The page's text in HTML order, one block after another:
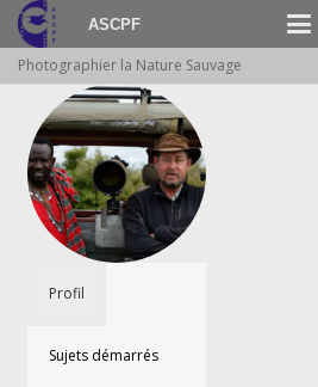
ASCPF
Photographier la Nature Sauvage
Profil
Sujets démarrés